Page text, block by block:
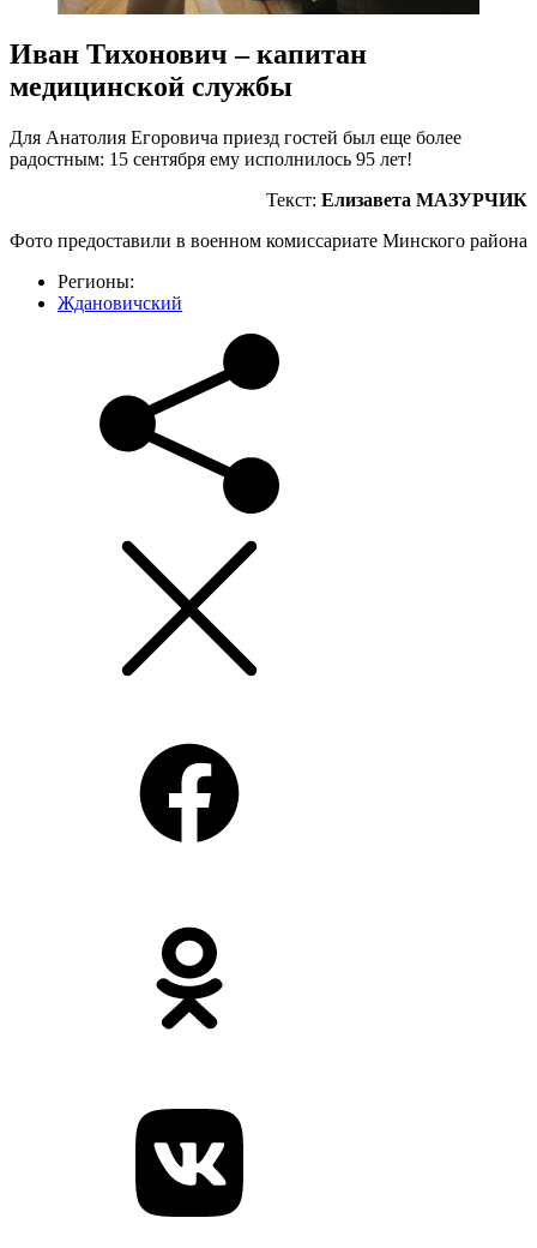
Иван Тихонович – капитан
медицинской службы
Для Анатолия Егоровича приезд гостей был еще более
радостным: 15 сентября ему исполнилось 95 лет!
Текст: Елизавета МАЗУРЧИК
Фото предоставили в военном комиссариате Минского района
Регионы:
Ждановичский